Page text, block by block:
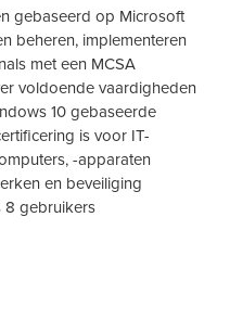
gebaseerd op Microsoft
beheren, implementeren
met een MCSA
voldoende vaardigheden
10 gebaseerde
is voor IT-
-apparaten
en beveiliging
8 gebruikers